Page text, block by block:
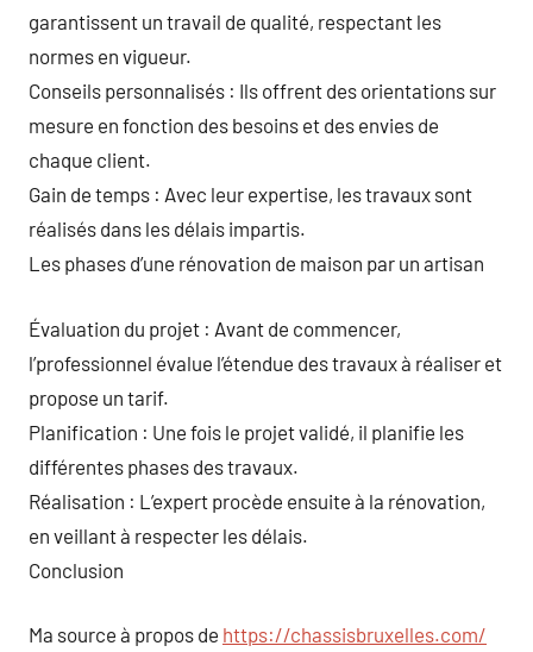
garantissent un travail de qualité, respectant les
normes en vigueur.
Conseils personnalisés : Ils offrent des orientations sur
mesure en fonction des besoins et des envies de
chaque client.
Gain de temps : Avec leur expertise, les travaux sont
réalisés dans les délais impartis.
Les phases d’une rénovation de maison par un artisan
Évaluation du projet : Avant de commencer,
l’professionnel évalue l’étendue des travaux à réaliser et
propose un tarif.
Planification : Une fois le projet validé, il planifie les
différentes phases des travaux.
Réalisation : L’expert procède ensuite à la rénovation,
en veillant à respecter les délais.
Conclusion
Ma source à propos de https://chassisbruxelles.com/